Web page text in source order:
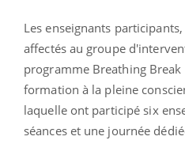
Les enseignants
affectés au groupe
programme Breathing
formation à la pleine
laquelle ont participé six
séances et une journée